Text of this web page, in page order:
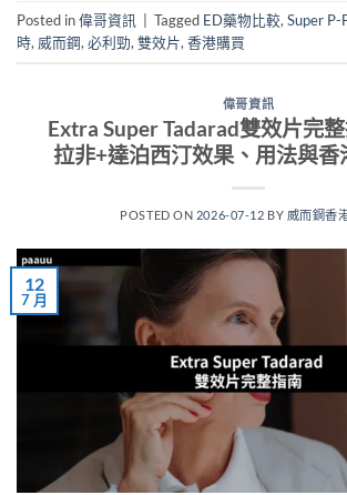
Posted in偉哥資訊 Tagged ED藥物比較, Super P-
時, 威而鋼, 必利勁, 雙效片, 香港購買
偉哥資訊
Extra Super Tadarad雙效片完
拉非+達泊西汀效果、用法與香
POSTED ON 2026-07-12 BY 威而鋼香
12
7 月